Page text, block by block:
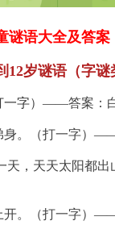
谜语大全及答案
12岁谜语（字谜
一字）——答案：
。（打一字）
，天天太阳都
。（打一字）